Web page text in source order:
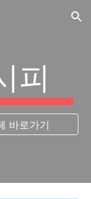
Skip to navigation
피
바로가기